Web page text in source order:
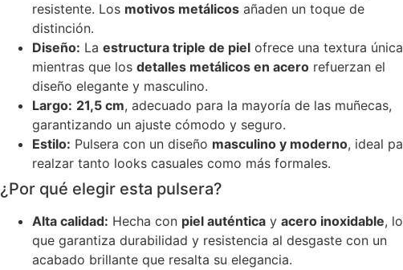
resistente. Los motivos metálicos añaden un toque de
distinción.
Diseño: La estructura triple de piel ofrece una textura
mientras que los detalles metálicos en acero refuerzan el
diseño elegante y masculino.
Largo: 21,5 cm, adecuado para la mayoría de las muñecas,
garantizando un ajuste cómodo y seguro.
Estilo: Pulsera con un diseño masculino y moderno, ideal
realzar tanto looks casuales como más formales.
¿Por qué elegir esta pulsera?
Alta calidad: Hecha con piel auténtica y acero inoxidable, lo
que garantiza durabilidad y resistencia al desgaste con un
acabado brillante que resalta su elegancia.